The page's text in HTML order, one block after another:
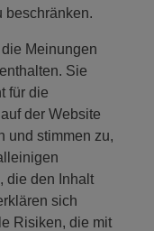
beschränken.
Meinungen
Sie
für die
der Website
und stimmen zu,
die den Inhalt
sich
Risiken, die mit